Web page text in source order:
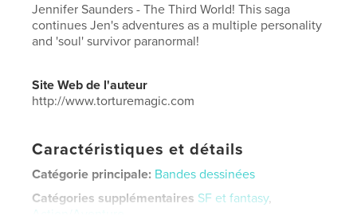
Jennifer Saunders - The Third World! This saga
continues Jen's adventures as a multiple personality
and 'soul' survivor paranormal!
Site Web de l'auteur
http://www.torturemagic.com
Caractéristiques et détails
Catégorie principale: Bandes dessinées
Catégories supplémentaires SF et fantasy,
Action/Aventure